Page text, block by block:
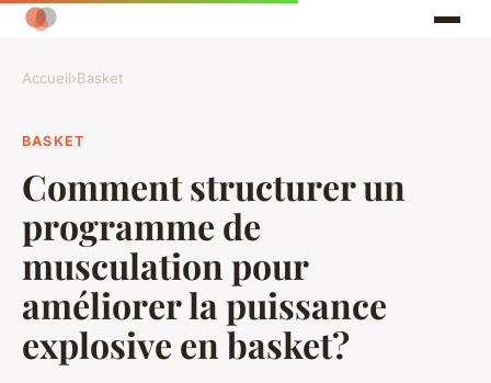
Accueil›Basket
BASKET
Comment structurer un
programme de
musculation pour
améliorer la puissance
explosive en basket?